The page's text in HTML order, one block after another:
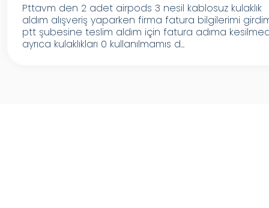
Pttavm den 2 adet airpods 3 nesil kablosuz kulaklık
aldım alışveriş yaparken firma fatura bilgilerimi
ptt şubesine teslim aldım için fatura adıma
ayrıca kulaklıkları 0 kullanılmamıs d...